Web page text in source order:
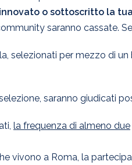
o sottoscritto la
saranno cassate.
selezionati per mezzo di
saranno giudicati
la frequenza di almeno due
vivono a Roma, la